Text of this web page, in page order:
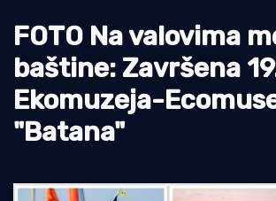
Pomorstvo
Ribolov
Ekologija
Tradicija i kultura
FOTO Na valovima
baštine: Završena
Ekomuzeja-
"Batana"